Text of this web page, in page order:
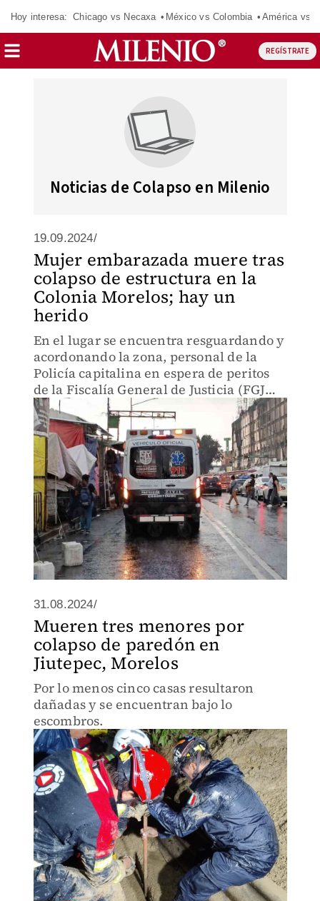
Hoy interesa: Chicago vs Necaxa México vs Colombia América vs
REGÍSTRATE
Noticias de Colapso en Milenio
19.09.2024/
Mujer embarazada muere tras
colapso de estructura en la
Colonia Morelos; hay un
herido
En el lugar se encuentra resguardando y
acordonando la zona, personal de la
Policía capitalina en espera de peritos
de la Fiscalía General de Justicia (FGJ
CdMx).
31.08.2024/
Mueren tres menores por
colapso de paredón en
Jiutepec, Morelos
Por lo menos cinco casas resultaron
dañadas y se encuentran bajo lo
escombros.